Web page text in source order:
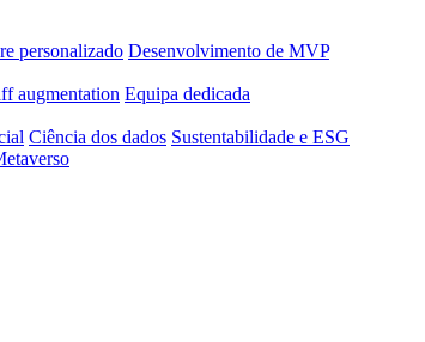
personalizado Desenvolvimento de MVP
augmentation Equipa dedicada
Ciência dos dados Sustentabilidade e ESG